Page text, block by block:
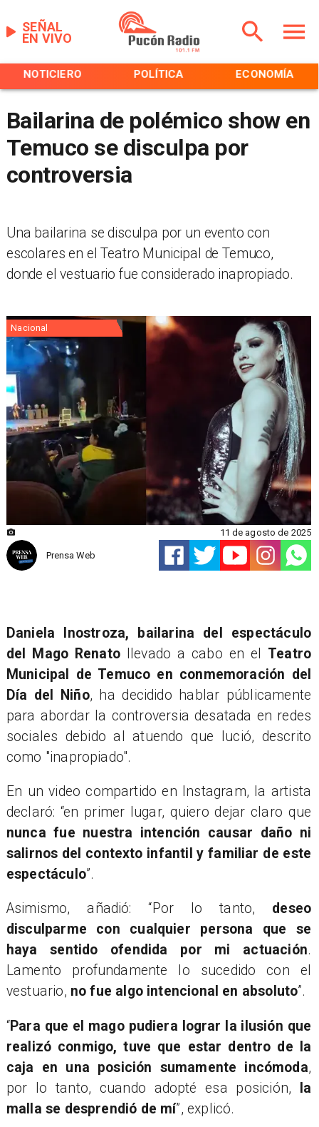
EN VIVO
SEÑAL
NOTICIERO POLÍTICA ECONOMÍA
Bailarina de polémico show en
Temuco se disculpa por
controversia
Una bailarina se disculpa por un evento con
escolares en el Teatro Municipal de Temuco,
donde el vestuario fue considerado inapropiado.
Nacional
Prensa Web
11 de agosto de 2025
Daniela Inostroza, bailarina del espectáculo
del Mago Renato llevado a cabo en el Teatro
Municipal de Temuco en conmemoración del
Día del Niño, ha decidido hablar públicamente
para abordar la controversia desatada en redes
sociales debido al atuendo que lució, descrito
como "inapropiado".
En un video compartido en Instagram, la artista
declaró: “en primer lugar, quiero dejar claro que
nunca fue nuestra intención causar daño ni
salirnos del contexto infantil y familiar de este
espectáculo”.
Asimismo, añadió: “Por lo tanto, deseo
disculparme con cualquier persona que se
haya sentido ofendida por mi actuación.
Lamento profundamente lo sucedido con el
vestuario, no fue algo intencional en absoluto”.
“Para que el mago pudiera lograr la ilusión que
realizó conmigo, tuve que estar dentro de la
caja en una posición sumamente incómoda,
por lo tanto, cuando adopté esa posición,
la
malla se desprendió de mí”, explicó.